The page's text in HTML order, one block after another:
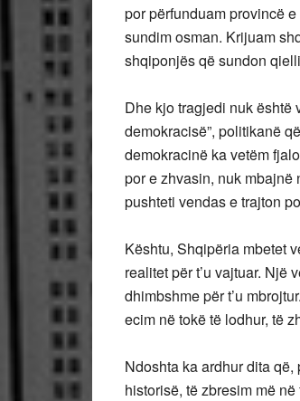
por përfunduam provincë
sundim osman. Krijuam
shqiponjës që sundon
Dhe kjo tragjedi nuk është
demokracisë”, politikanë
demokracinë ka vetëm
por e zhvasin, nuk mbajnë
pushteti vendas e trajton
Kështu, Shqipëria mbetet
realitet për t’u vajtuar. Një
dhimbshme për t’u
ecim në tokë të lodhur, të
Ndoshta ka ardhur dita
historisë, të zbresim më